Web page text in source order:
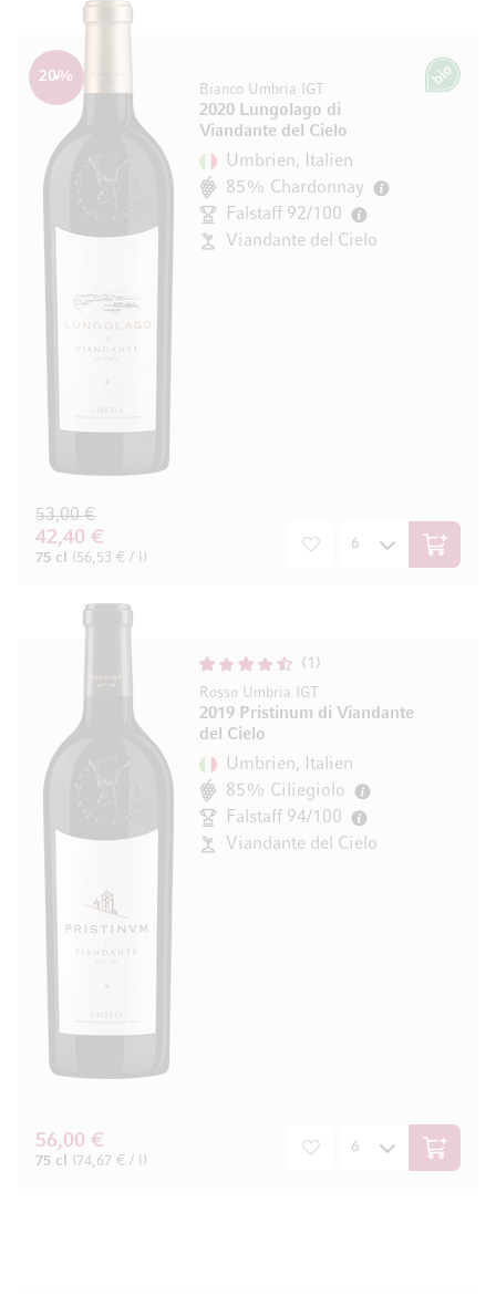
Bianco Umbria IGT
2020 Lungolago di
Viandante del Cielo
20% Bio
Umbrien, Italien
85% Chardonnay
Falstaff 92/100
Viandante del Cielo
42,40 €
53,00 €
75 cl (56,53 € / l) In den
1
Rosso Umbria IGT
2019 Pristinum di Viandante
del Cielo
Umbrien, Italien
85% Ciliegiolo
Falstaff 94/100
Viandante del Cielo
56,00 €
75 cl (74,67 € / l) In den